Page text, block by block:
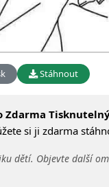
Stáhnout
Zdarma
si ji zdarma
dětí. Objevte další